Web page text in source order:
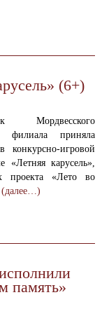
(6+)
Мордвесского
филиала приняла
конкурсно-игровой
«Летняя карусель»,
проекта «Лето во
(далее…)
память»